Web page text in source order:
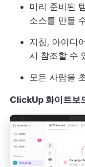
미리 준비된
소스를 만들
지침, 아이디
시 참조할 수
모든 사람을
ClickUp 화이트보